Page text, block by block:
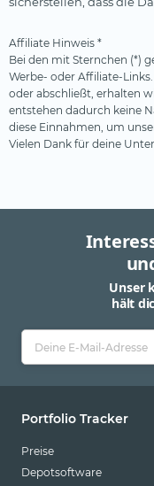
Affiliate Hinweis *
Bei den mit Sternchen (*)
Werbe- oder Affiliate-
oder abschließt, erhalten
entstehen dadurch keine
diese Einnahmen, um
Vielen Dank für deine
Unser
hält
Portfolio Tracker
Preise
Depotsoftware